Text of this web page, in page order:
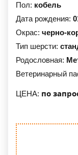
Пол: кобель
Дата рождения:
Окрас: черно-
Тип шерсти:
Родословная:
Ветеринарный
ЦЕНА: по